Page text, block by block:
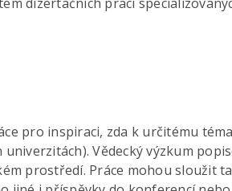
pro inspiraci, zda k určitému
Vědecký výzkum
prostředí. Práce mohou sloužit